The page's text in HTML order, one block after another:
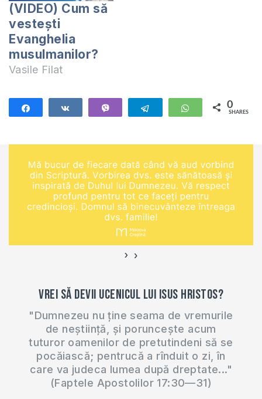
(VIDEO) Cum să
vestești
Evanghelia
musulmanilor?
Vasile Filat
Telegram WhatsApp
0
SHARES
‹ ›
Vrei să devii ucenicul lui Isus Hristos?
"Dumnezeu nu ține seama de vremurile
de neștiință, și poruncește acum
tuturor oamenilor de pretutindeni să se
pocăiască; pentrucă a rînduit o zi, în
care va judeca lumea după dreptate..."
(Faptele Apostolilor 17:30—31)